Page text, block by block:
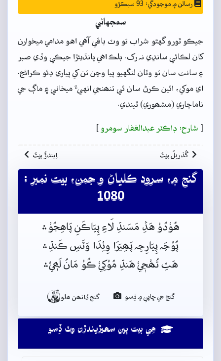
رسالن ۾ موجودگي: 93 سيڪڙو
سمجهاڻي
جيڪو ٿورو گهڻو شراب تو وٽ باقي آهي اهو مدامي ميخوارن
کان لڪائي سانڍي نہ رک. بلڪ اهي پانڌيئڙا جيڪي وڏي صبر
۽ سانت سان تو وٽان لنگهيو پيا وڃن تن کي پياري ڍئو ڪرائج.
اي موکي، ائين ڪرڻ سان ئي تنھنجي انهيءَ ميخاني ۽ ماڳ جي
ناماچاري (مشھوري) ٿيندي.
[ شارح: ڊاڪٽر عبدالغفار سومرو ]
گُذريلُ بيتُ اِيندڙُ بيتُ
گنج ۾، سرود ڪلياڻ و جمن، بيت نمبر :
1080
هُوْدُوْ هَڎِ مَسَنڌِ لَاءِ پِيَاڪَنِ پَاهِجُوْ﮶
پُوْڃَہ پِيَارِجِہ پَھِيَرَا وِيْدَا وَٽَسِ ڪَنڌِ﮶
هَٽِ تُھْجٖيْ هَنڌِ مُوْکِيْ ڪُوْ مَانُ لَھٖيْ﮶
گنج جي ڇاپي ۾ ڏِسو گنج ڏانھن ھلو
ھِي بيت ٻين سھيڙيندڙن وٽ ڏِسو